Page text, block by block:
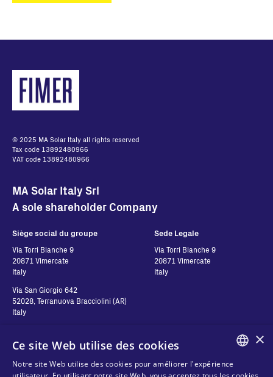
© 2025 MA Solar Italy all rights reserved
Tax code 13892480966
VAT code 13892480966
MA Solar Italy Srl
A sole shareholder Company
Siège social du groupe
Via Torri Bianche 9
20871 Vimercate
Italy
Via San Giorgio 642
52028, Terranuova Bracciolini (AR)
Italy
Sede Legale
Via Torri Bianche 9
20871 Vimercate
Italy
Contatti Suivez-nous
ENGLISH
×
Ce site Web utilise des cookies
Notre site Web utilise des cookies pour améliorer l'expérience